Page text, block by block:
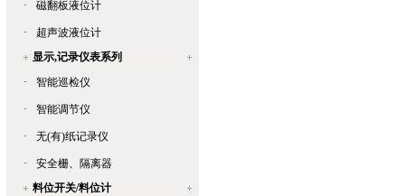
· 磁翻板液位计
·
超声波液位计
显示,记录仪表系列
·
智能巡检仪
· 智能调节仪
· 无(有)纸记录仪
·
安全栅、隔离器
料位开关/料位计